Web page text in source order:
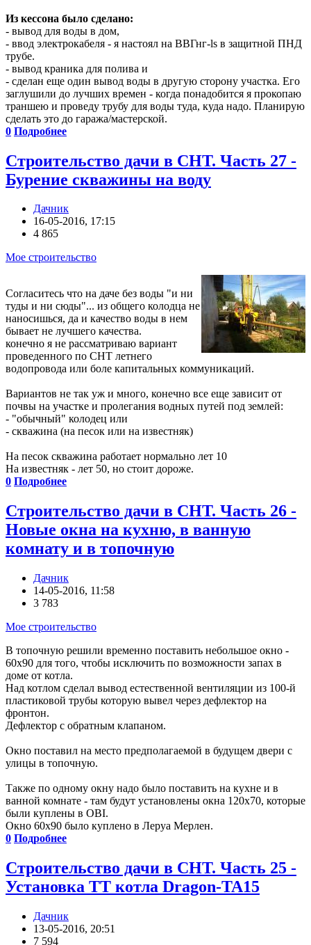
Из кессона было сделано:
- вывод для воды в дом,
- ввод электрокабеля - я настоял на ВВГнг-ls в защитной ПНД
трубе.
- вывод краника для полива и
- сделан еще один вывод воды в другую сторону участка. Его
заглушили до лучших времен - когда понадобится я прокопаю
траншею и проведу трубу для воды туда, куда надо. Планирую
сделать это до гаража/мастерской.
0 Подробнее
Строительство дачи в СНТ. Часть 27 -
Бурение скважины на воду
Дачник
16-05-2016, 17:15
4 865
Мое строительство
Согласитесь что на даче без воды "и ни
туды и ни сюды"... из общего колодца не
наносишься, да и качество воды в нем
бывает не лучшего качества.
конечно я не рассматриваю вариант
проведенного по СНТ летнего
водопровода или боле капитальных коммуникаций.
Вариантов не так уж и много, конечно все еще зависит от
почвы на участке и пролегания водных путей под землей:
- "обычный" колодец или
- скважина (на песок или на известняк)
На песок скважина работает нормально лет 10
На известняк - лет 50, но стоит дороже.
0 Подробнее
Строительство дачи в СНТ. Часть 26 -
Новые окна на кухню, в ванную
комнату и в топочную
Дачник
14-05-2016, 11:58
3 783
Мое строительство
В топочную решили временно поставить небольшое окно -
60х90 для того, чтобы исключить по возможности запах в
доме от котла.
Над котлом сделал вывод естественной вентиляции из 100-й
пластиковой трубы которую вывел через дефлектор на
фронтон.
Дефлектор с обратным клапаном.
Окно поставил на место предполагаемой в будущем двери с
улицы в топочную.
Также по одному окну надо было поставить на кухне и в
ванной комнате - там будут установлены окна 120х70, которые
были куплены в OBI.
Окно 60х90 было куплено в Леруа Мерлен.
0 Подробнее
Строительство дачи в СНТ. Часть 25 -
Установка ТТ котла Dragon-TA15
Дачник
13-05-2016, 20:51
7 594